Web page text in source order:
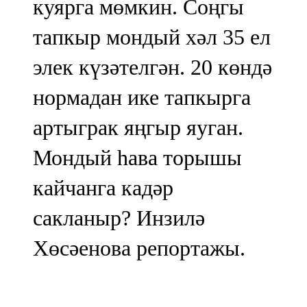
куярга мөмкин. Соңгы
тапкыр мондый хәл 35 ел
элек күзәтелгән. 20 көндә
нормадан ике тапкырга
артыграк яңгыр яуган.
Мондый һава торышы
кайчанга кадәр
сакланыр? Инзилә
Хөсәенова репортажы.